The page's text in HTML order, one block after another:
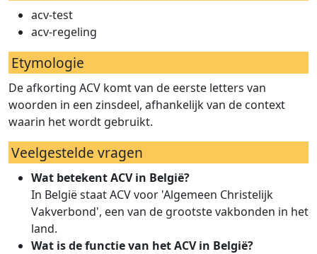
acv-test
acv-regeling
Etymologie
De afkorting ACV komt van de eerste letters van
woorden in een zinsdeel, afhankelijk van de context
waarin het wordt gebruikt.
Veelgestelde vragen
Wat betekent ACV in België?
In België staat ACV voor 'Algemeen Christelijk
Vakverbond', een van de grootste vakbonden in het
land.
Wat is de functie van het ACV in België?